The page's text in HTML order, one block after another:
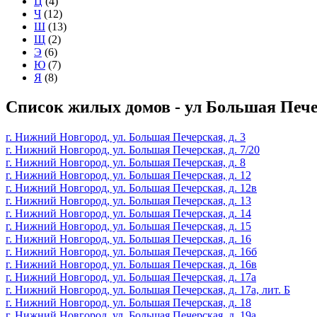
Ч (12)
Ш (13)
Щ (2)
Э (6)
Ю (7)
Я (8)
Список жилых домов - ул Большая
г. Нижний Новгород, ул. Большая Печерская, д. 3
г. Нижний Новгород, ул. Большая Печерская, д. 7/20
г. Нижний Новгород, ул. Большая Печерская, д. 8
г. Нижний Новгород, ул. Большая Печерская, д. 12
г. Нижний Новгород, ул. Большая Печерская, д. 12в
г. Нижний Новгород, ул. Большая Печерская, д. 13
г. Нижний Новгород, ул. Большая Печерская, д. 14
г. Нижний Новгород, ул. Большая Печерская, д. 15
г. Нижний Новгород, ул. Большая Печерская, д. 16
г. Нижний Новгород, ул. Большая Печерская, д. 16б
г. Нижний Новгород, ул. Большая Печерская, д. 16в
г. Нижний Новгород, ул. Большая Печерская, д. 17а
г. Нижний Новгород, ул. Большая Печерская, д. 17а, лит. Б
г. Нижний Новгород, ул. Большая Печерская, д. 18